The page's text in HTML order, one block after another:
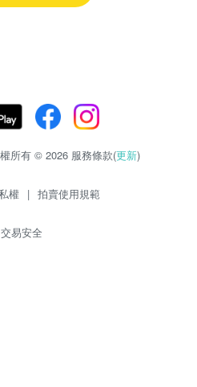
所有 © 2026 服務條款(更新)
權 | 拍賣使用規範
交易安全